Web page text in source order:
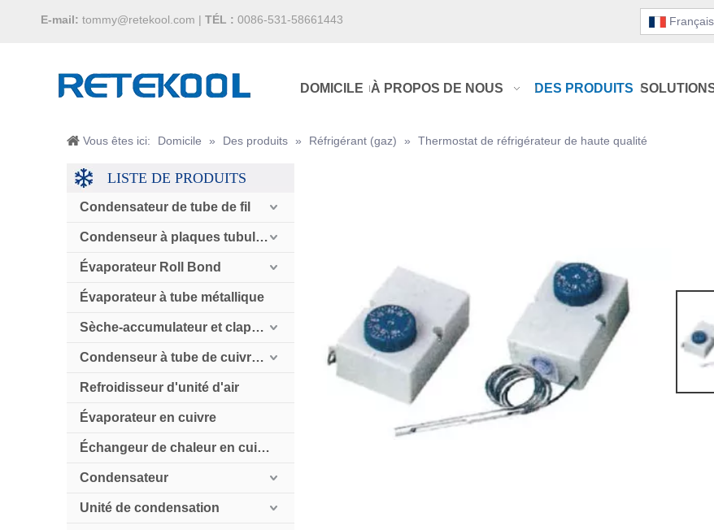
E-mail: tommy@retekool.com | TÉL : 0086-531-58661443 Français
DOMICILE À PROPOS DE NOUS DES PRODUITS
Vous êtes ici: Domicile » Des produits » Réfrigérant (gaz) » Thermostat de réfrigérateur de haute qualité
LISTE DE PRODUITS
Condensateur de tube de fil
Condenseur à plaques tubulaires
Évaporateur Roll Bond
Évaporateur à tube métallique
Sèche-accumulateur et clapet anti-retour
Condenseur à tube de cuivre refroidi par air
Refroidisseur d'unité d'air
Évaporateur en cuivre
Échangeur de chaleur en cuivre
Condensateur
Unité de condensation